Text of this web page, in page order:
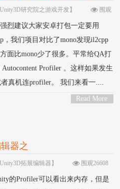
Unity3D研究院之游戏开发】
围观
烈建议大家安卓打包一定要用
，我们项目对比了mono发现il2cpp
面比mono少了很多。平常给QA打
Profiler 。这样如果发生
真机连profiler。 我们来看一....
Read More
器之
静态引用（二十
Unity3D拓展编辑器】
围观26608
的Profiler可以看出来内存，但是